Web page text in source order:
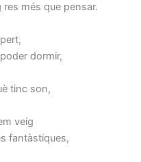
més que pensar.
dormir,
tinc son,
veig
fantàstiques,